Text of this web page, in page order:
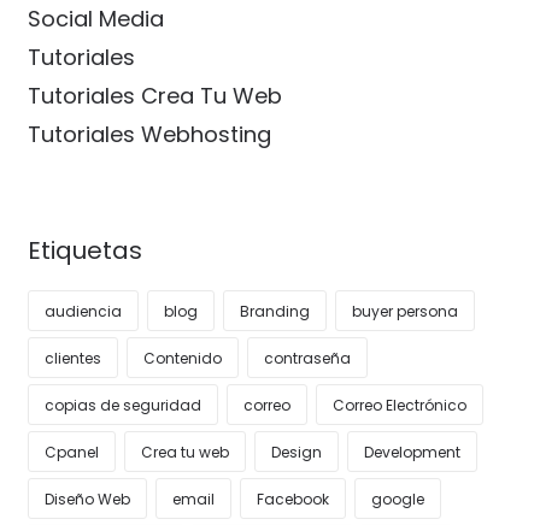
Social Media
Tutoriales
Tutoriales Crea Tu Web
Tutoriales Webhosting
Etiquetas
audiencia blog Branding buyer persona
clientes Contenido contraseña
copias de seguridad correo Correo Electrónico
Cpanel Crea tu web Design Development
Diseño Web email Facebook google